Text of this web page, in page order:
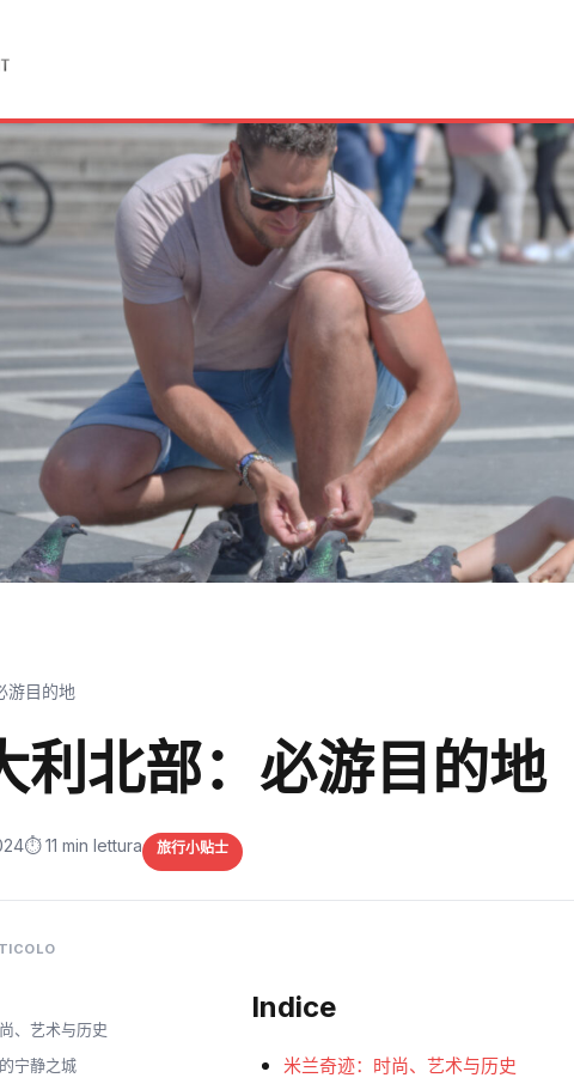
游目的地
利北部：必游目的地
⏱️ 11 min lettura 旅行小贴士
、艺术与历史
宁静之城
Indice
米兰奇迹：时尚、艺术与历史